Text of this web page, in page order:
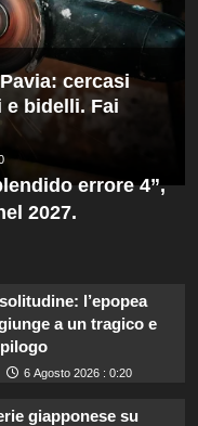
cercasi
e bidelli. Fai
errore 4”,
2027.
l’epopea
a un tragico e
6 Agosto 2026 : 0:20
giapponese su